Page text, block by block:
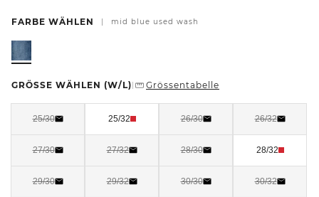
FARBE WÄHLEN mid blue used wash
GRÖSSE WÄHLEN (W/L) Grössentabelle
25/30 25/32 26/30 26/32
27/30 27/32 28/30 28/32
29/30 29/32 30/30 30/32